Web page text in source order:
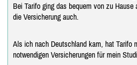
Bei Tarifo ging das bequem von zu Hause
die Versicherung auch.
Als ich nach Deutschland kam, hat Tarifo
notwendigen Versicherungen für mein